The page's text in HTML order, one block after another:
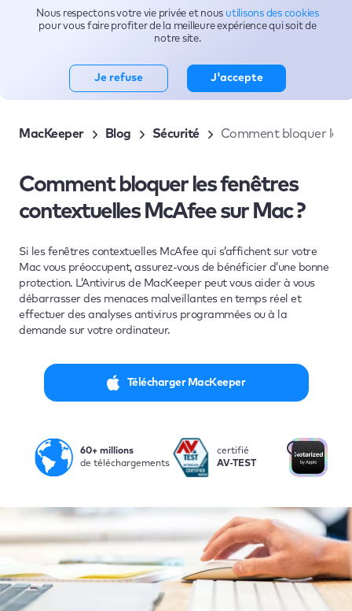
Sujets
MacKeeper Blog Sécurité Comment bloquer les
Comment bloquer les fenêtres
contextuelles McAfee sur Mac ?
Si les fenêtres contextuelles McAfee qui s’affichent sur votre
Mac vous préoccupent, assurez-vous de bénéficier d’une bonne
protection. L’Antivirus de MacKeeper peut vous aider à vous
débarrasser des menaces malveillantes en temps réel et
effectuer des analyses antivirus programmées ou à la
demande sur votre ordinateur.
Télécharger MacKeeper
60+ millions
de téléchargements
i
certifié
AV-TEST
Nous respectons votre vie privée et nous utilisons des cookies
pour vous faire profiter de la meilleure expérience qui soit de
notre site.
Je refuse J'accepte